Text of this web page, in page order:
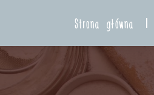
Strona główna